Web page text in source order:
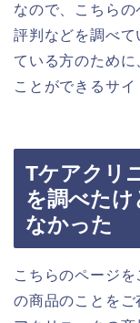
なので、こちら
評判などを調べ
ている方のため
ことができるサ
Tケアクリ
を調べた
なかった
こちらのページ
の商品のことを